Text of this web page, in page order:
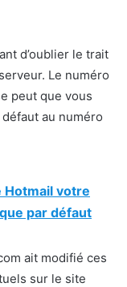
d’oublier le trait
Le numéro
peut que vous
au numéro
Hotmail votre
par défaut
ait modifié ces
sur le site